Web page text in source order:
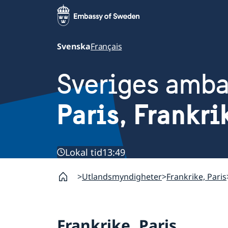
SvenskaFrançais
Sveriges
Paris,
Lokal tid13:49
Utlandsmyndigheter Frankrike, Paris